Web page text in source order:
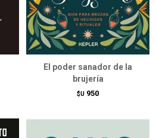
El poder sanador de la
brujería
$U 950